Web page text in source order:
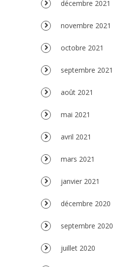
décembre 2021
novembre 2021
octobre 2021
septembre 2021
août 2021
mai 2021
avril 2021
mars 2021
janvier 2021
décembre 2020
septembre 2020
juillet 2020